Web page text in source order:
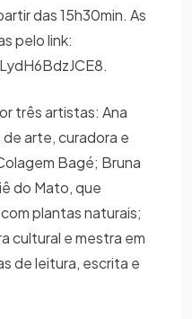
das 15h30min. As
pelo link:
três artistas: Ana
arte, curadora e
Bagé; Bruna
do Mato, que
plantas naturais;
cultural e mestra em
de leitura, escrita e